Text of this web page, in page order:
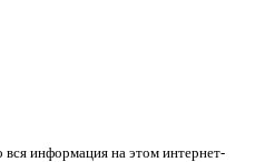
информация на этом интернет-